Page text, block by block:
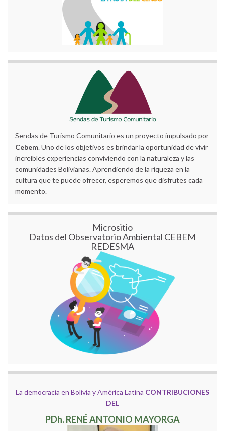
Sendas de Turismo Comunitario es un proyecto impulsado por
Cebem. Uno de los objetivos es brindar la oportunidad de vivir
increíbles experiencias conviviendo con la naturaleza y las
comunidades Bolivianas. Aprendiendo de la riqueza en la
cultura que te puede ofrecer, esperemos que disfrutes cada
momento.
Micrositio
Datos del Observatorio Ambiental CEBEM
REDESMA
La democracia en Bolivia y América Latina CONTRIBUCIONES
DEL
PDh. RENÉ ANTONIO MAYORGA